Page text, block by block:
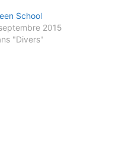
School
2015
"Divers"